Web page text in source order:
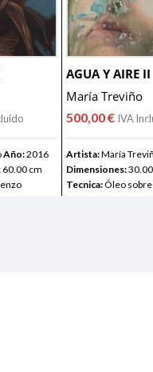
Año:2016
60.00 cm
AGUA Y AIRE II
María Treviño
500,00€ IVA
Artista:María
Dimensiones:
Tecnica:Óleo